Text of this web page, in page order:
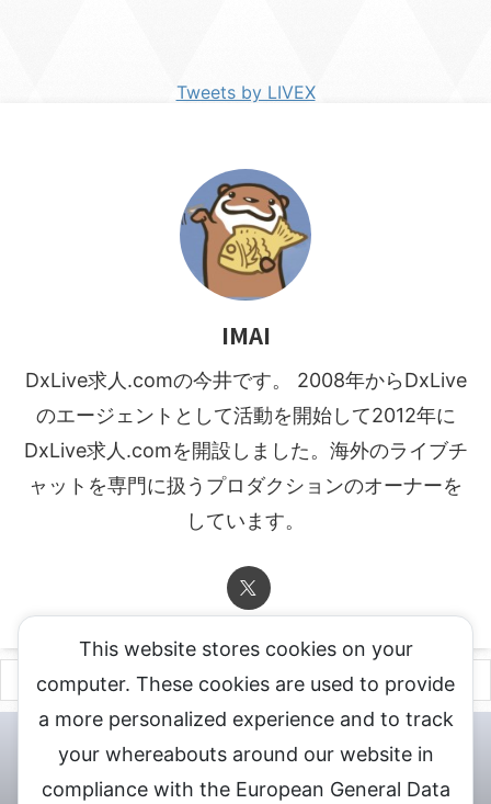
Tweets by LIVEX
IMAI
DxLive求人.comの今井です。 2008年からDxLive
のエージェントとして活動を開始して2012年に
DxLive求人.comを開設しました。海外のライブチ
ャットを専門に扱うプロダクションのオーナーを
しています。
チャットレディ登録申込 DXLIVE求人.comへお問合せ
DXLIVE 退
会・解約・移籍の申請
式サイト
This website stores cookies on your
computer. These cookies are used to provide
a more personalized experience and to track
your whereabouts around our website in
compliance with the European General Data